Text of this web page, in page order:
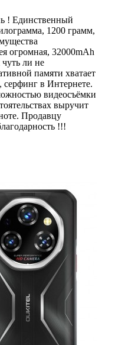
! Единственный
1200 грамм,
огромная, 32000mAh
чуть ли не
памяти хватает
серфинг в Интернете.
видеосъёмки
выручит
Продавцу
!!!